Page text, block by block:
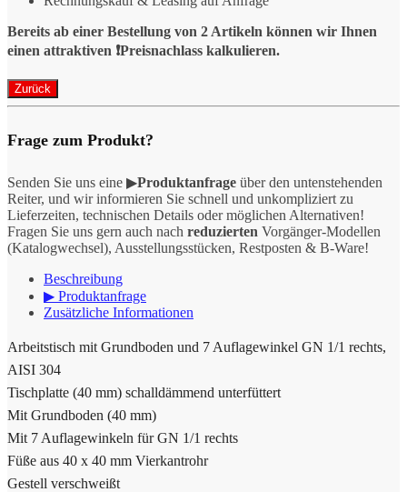
Bereits ab einer Bestellung von 2 Artikeln können wir Ihnen
einen attraktiven ❗️Preisnachlass kalkulieren.
Frage zum Produkt?
Senden Sie uns eine ▶Produktanfrage über den untenstehenden
Reiter, und wir informieren Sie schnell und unkompliziert zu
Lieferzeiten, technischen Details oder möglichen Alternativen!
Fragen Sie uns gern auch nach reduzierten Vorgänger-Modellen
(Katalogwechsel), Ausstellungsstücken, Restposten & B-Ware!
Beschreibung
▶ Produktanfrage
Zusätzliche Informationen
Arbeitstisch mit Grundboden und 7 Auflagewinkel GN 1/1 rechts,
AISI 304
Tischplatte (40 mm) schalldämmend unterfüttert
Mit Grundboden (40 mm)
Mit 7 Auflagewinkeln für GN 1/1 rechts
Füße aus 40 x 40 mm Vierkantrohr
Gestell verschweißt